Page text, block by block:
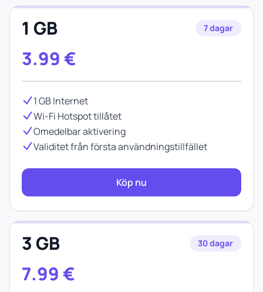
1 GB 7 dagar
3.99 €
1 GB Internet
Wi-Fi Hotspot tillåtet
Omedelbar aktivering
Validitet från första användningstillfället
Köp nu
3 GB 30 dagar
7.99 €